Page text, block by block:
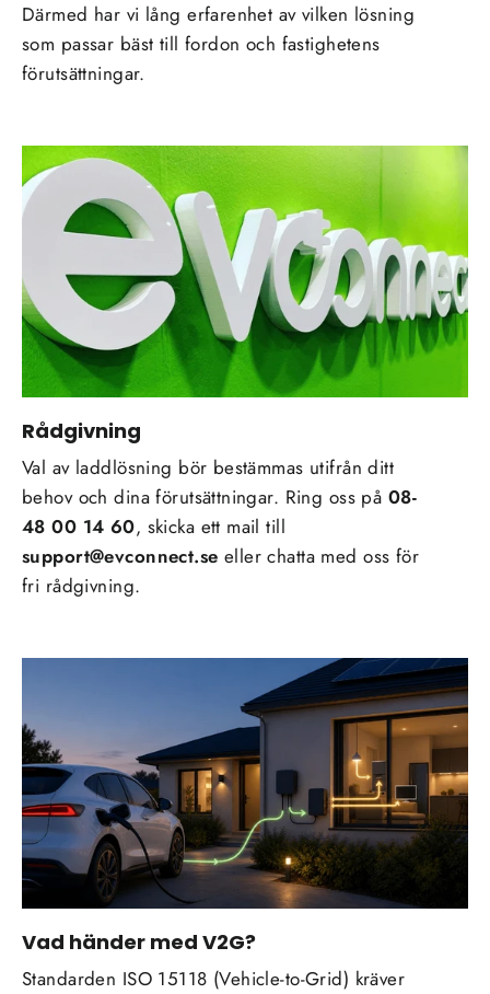
Därmed har vi lång erfarenhet av vilken lösning
som passar bäst till fordon och fastighetens
förutsättningar.
Rådgivning
Val av laddlösning bör bestämmas utifrån ditt
behov och dina förutsättningar. Ring oss på 08-
48 00 14 60, skicka ett mail till
support@evconnect.se eller chatta med oss för
fri rådgivning.
Vad händer med V2G?
Standarden ISO 15118 (Vehicle-to-Grid) kräver